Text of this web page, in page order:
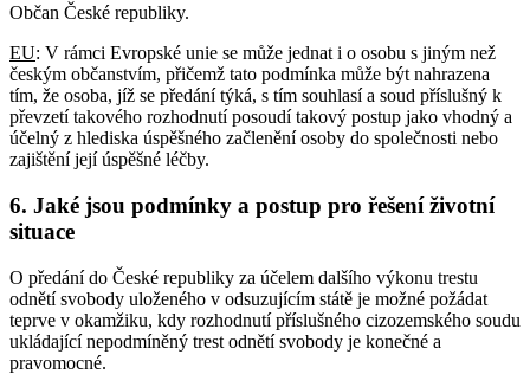
Občan České republiky.
EU: V rámci Evropské unie se může jednat i o osobu s jiným než
českým občanstvím, přičemž tato podmínka může být nahrazena
tím, že osoba, jíž se předání týká, s tím souhlasí a soud příslušný k
převzetí takového rozhodnutí posoudí takový postup jako vhodný a
účelný z hlediska úspěšného začlenění osoby do společnosti nebo
zajištění její úspěšné léčby.
6. Jaké jsou podmínky a postup pro řešení životní
situace
O předání do České republiky za účelem dalšího výkonu trestu
odnětí svobody uloženého v odsuzujícím státě je možné požádat
teprve v okamžiku, kdy rozhodnutí příslušného cizozemského soudu
ukládající nepodmíněný trest odnětí svobody je konečné a
pravomocné.